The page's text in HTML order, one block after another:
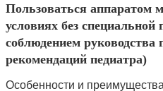
Пользоваться аппаратом
условиях без специальной
соблюдением руководства
рекомендаций педиатра)
Особенности и